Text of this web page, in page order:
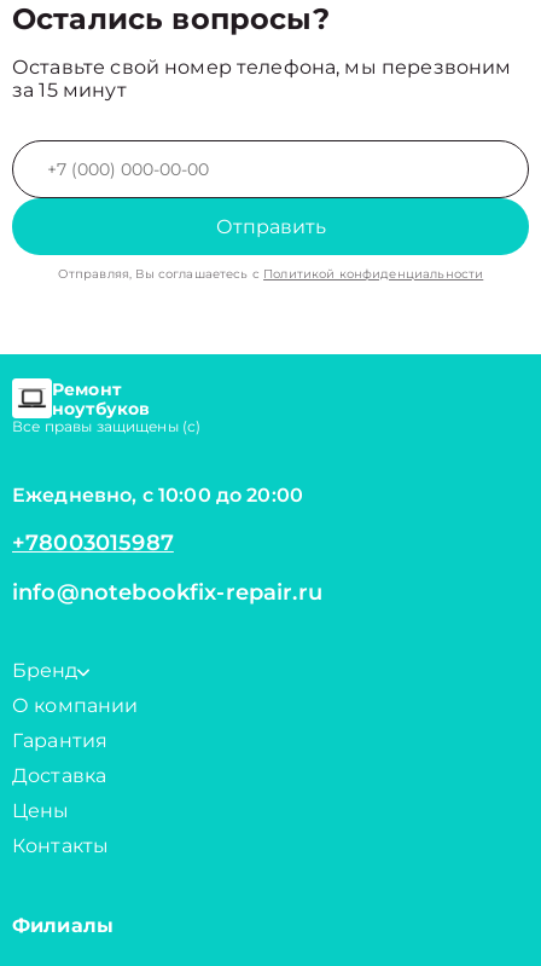
Остались вопросы?
Оставьте свой номер телефона, мы перезвоним
за 15 минут
Отправить
Отправляя, Вы соглашаетесь с Политикой конфиденциальности
Ремонт
ноутбуков
Все правы защищены (с)
Ежедневно, с 10:00 до 20:00
+78003015987
info@notebookfix-repair.ru
Бренд
О компании
Гарантия
Доставка
Цены
Контакты
Филиалы